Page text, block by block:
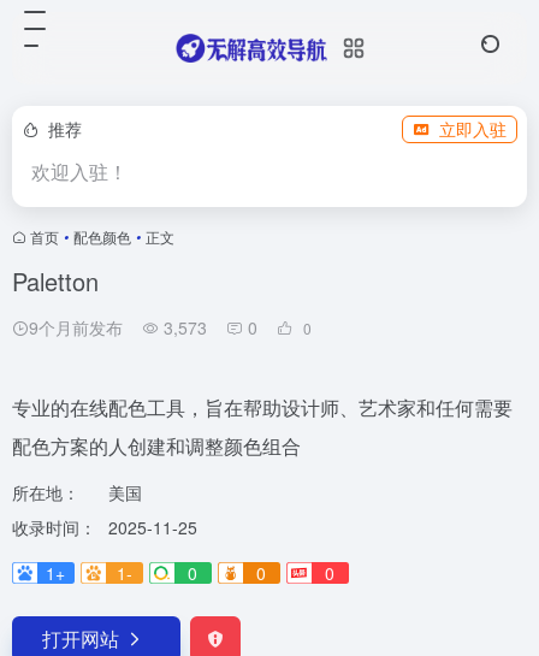
推荐 立即入驻
欢迎入驻！
首页 • 配色颜色 • 正文
Paletton
9个月前发布 3,573 0 0
专业的在线配色工具，旨在帮助设计师、艺术家和任何需要
配色方案的人创建和调整颜色组合
所在地：
美国
收录时间：
2025-11-25
1+
1- 0 0 0
打开网站